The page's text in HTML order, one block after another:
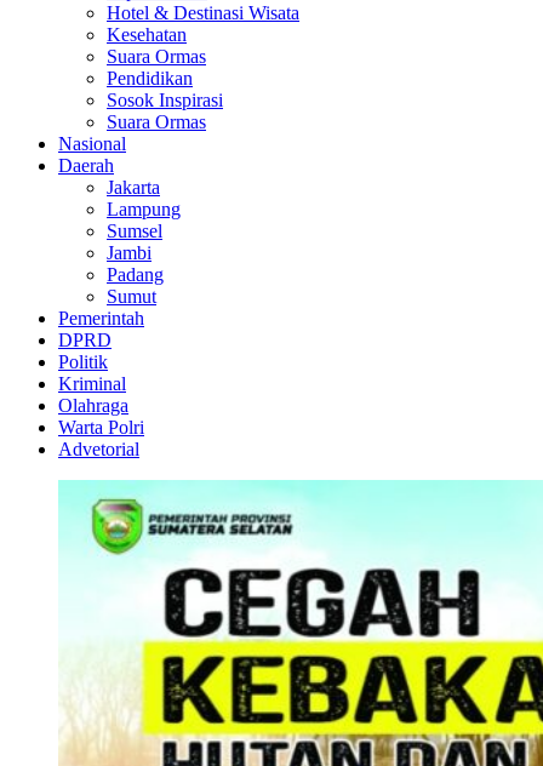
Hotel & Destinasi Wisata
Kesehatan
Suara Ormas
Pendidikan
Sosok Inspirasi
Suara Ormas
Nasional
Daerah
Jakarta
Lampung
Sumsel
Jambi
Padang
Sumut
Pemerintah
DPRD
Politik
Kriminal
Olahraga
Warta Polri
Advetorial